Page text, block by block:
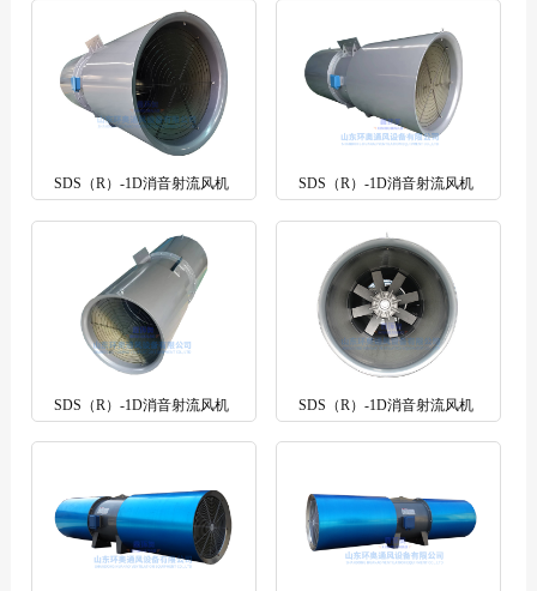
SDS（R）-1D消音射流风机 SDS（R）-1D消音射流风机
SDS（R）-1D消音射流风机 SDS（R）-1D消音射流风机